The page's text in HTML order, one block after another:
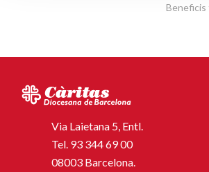
Beneficis
Via Laietana 5, Entl.
Tel. 93 344 69 00
08003 Barcelona.